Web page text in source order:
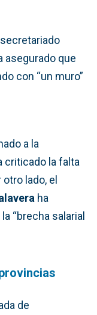
asegurado que
con “un muro”
a la
criticado la falta
lado, el
ha
“brecha salarial
de